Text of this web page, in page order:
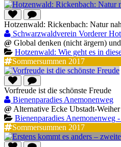
Hotzenwald: Rickenbach: Natur
Schwarzwaldverein Vorderer
@ Global denken (nicht ärgern)
Hotzenwald: Wie geht es in
Sommersummen 2017
Vorfreude ist die schönste Freude
Bienenparadies Anemonenweg
@ Alternative Ecke Ubstadt-Weiher
Bienenparadies Anemonenweg
Sommersummen 2017